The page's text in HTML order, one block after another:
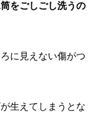
をごしごし洗うの
に見えない傷がつ
生えてしまうとな